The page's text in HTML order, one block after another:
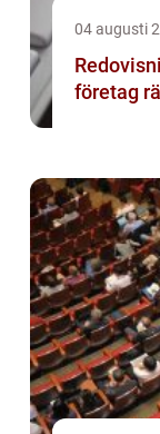
04 augusti
företag